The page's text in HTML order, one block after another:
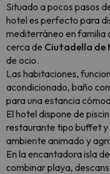
Situado a pocos pasos
hotel es perfecto para
mediterráneo en familia
cerca de Ciutadella de
de ocio.
Las habitaciones,
acondicionado, baño
para una estancia
El hotel dispone de
restaurante tipo buffet y
ambiente animado y
En la encantadora isla de
combinar playa,